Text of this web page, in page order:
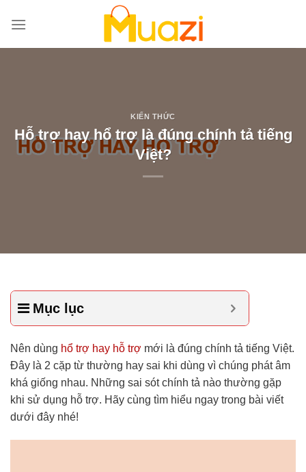
qua
KIẾN THỨC
Hỗ trợ hay hổ trợ là đúng chính tả tiếng
Việt?
Mục lục
Nên dùng hổ trợ hay hỗ trợ mới là đúng chính tả tiếng Việt.
Đây là 2 cặp từ thường hay sai khi dùng vì chúng phát âm
khá giống nhau. Những sai sót chính tả nào thường gặp
khi sử dụng hỗ trợ. Hãy cùng tìm hiểu ngay trong bài viết
dưới đây nhé!